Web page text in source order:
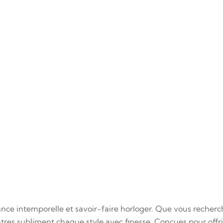
intemporelle et savoir-faire horloger. Que vous